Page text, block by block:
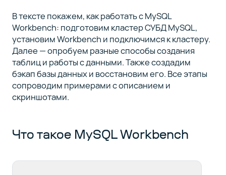
курса
минут
Как
установить
MySQL на
Полный
В тексте покажем, как работать с MySQL
Workbench: подготовим кластер СУБД MySQL,
установим Workbench и подключимся к кластеру.
Далее — опробуем разные способы создания
таблиц и работы с данными. Также создадим
бэкап базы данных и восстановим его. Все этапы
сопроводим примерами с описанием и
скриншотами.
Что такое MySQL Workbench